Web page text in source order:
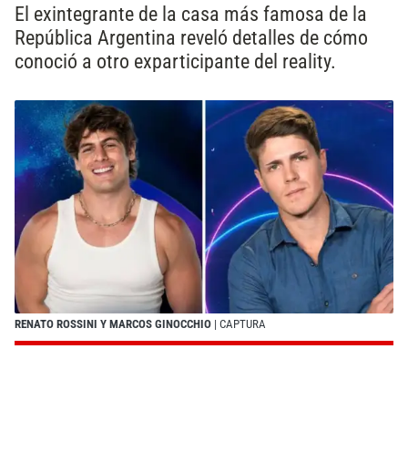
El exintegrante de la casa más famosa de la
República Argentina reveló detalles de cómo
conoció a otro exparticipante del reality.
RENATO ROSSINI Y MARCOS GINOCCHIO | CAPTURA